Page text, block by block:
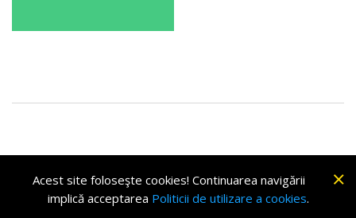
© Yes Timișoara, 2018. Toate drepturile rezervate.
Acest site foloseşte cookies! Continuarea navigării
implică acceptarea Politicii de utilizare a cookies.